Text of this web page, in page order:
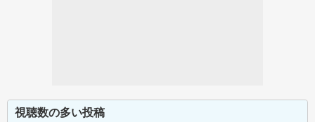
視聴数の多い投稿